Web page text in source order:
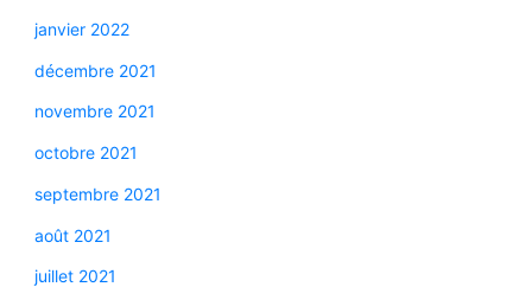
janvier 2022
décembre 2021
novembre 2021
octobre 2021
septembre 2021
août 2021
juillet 2021